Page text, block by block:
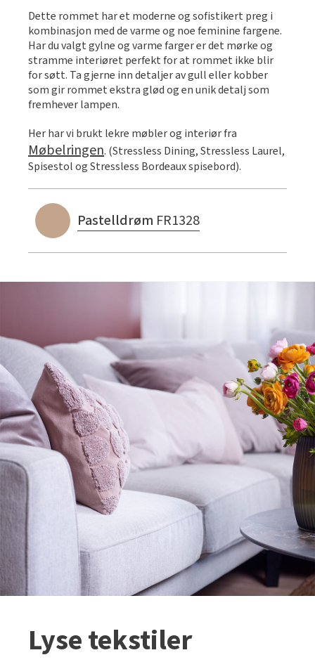
Dette rommet har et moderne og sofistikert preg i
kombinasjon med de varme og noe feminine fargene.
Har du valgt gylne og varme farger er det mørke og
stramme interiøret perfekt for at rommet ikke blir
for søtt. Ta gjerne inn detaljer av gull eller kobber
som gir rommet ekstra glød og en unik detalj som
fremhever lampen.
Her har vi brukt lekre møbler og interiør fra
Møbelringen. (Stressless Dining, Stressless Laurel,
Spisestol og Stressless Bordeaux spisebord).
Pastelldrøm FR1328
Lyse tekstiler